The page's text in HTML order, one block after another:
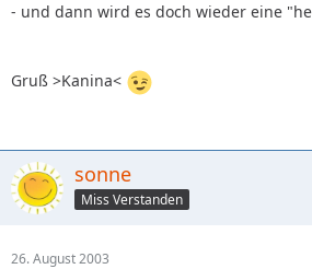
- und dann wird es doch wieder eine
Gruß >Kanina<
sonne
Miss Verstanden
26. August 2003